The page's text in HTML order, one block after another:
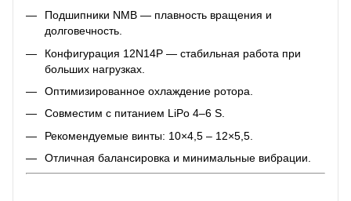
Подшипники NMB — плавность вращения и
долговечность.
Конфигурация 12N14P — стабильная работа при
больших нагрузках.
Оптимизированное охлаждение ротора.
Совместим с питанием LiPo 4–6 S.
Рекомендуемые винты: 10×4,5 – 12×5,5.
Отличная балансировка и минимальные вибрации.